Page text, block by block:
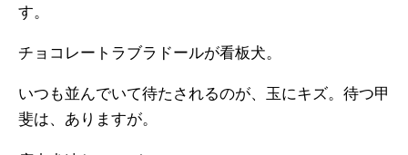
す。
チョコレートラブラドールが看板犬。
いつも並んでいて待たされるのが、玉にキズ。待つ甲
斐は、ありますが。